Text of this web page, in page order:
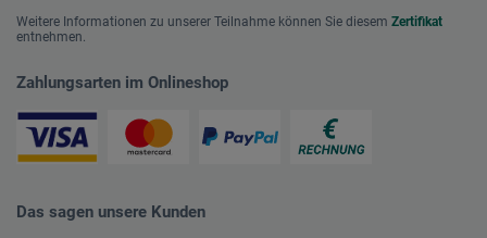
Weitere Informationen zu unserer Teilnahme können Sie diesem Zertifikat
entnehmen.
Zahlungsarten im Onlineshop
Das sagen unsere Kunden